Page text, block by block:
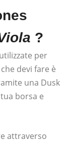
?
per
devi fare è
una Dusk
borsa e
attraverso